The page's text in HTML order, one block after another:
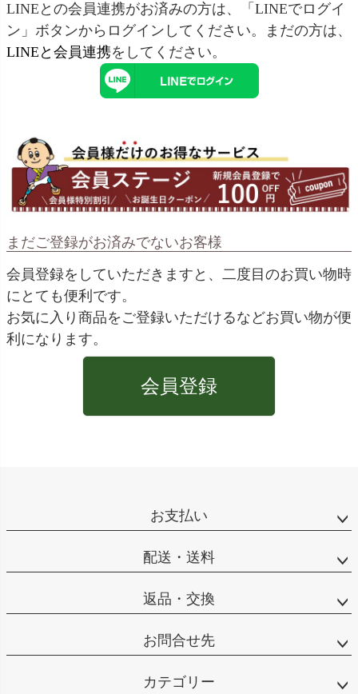
LINEとの会員連携がお済みの方は、「LINEでログイ
ン」ボタンからログインしてください。まだの方は、
LINEと会員連携をしてください。
まだご登録がお済みでないお客様
会員登録をしていただきますと、二度目のお買い物時
にとても便利です。
お気に入り商品をご登録いただけるなどお買い物が便
利になります。
会員登録
お支払い
配送・送料
返品・交換
お問合せ先
カテゴリー